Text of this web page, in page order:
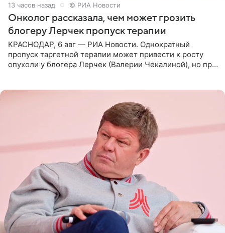
13 часов назад © РИА Новости
Онколог рассказала, чем может грозить
блогеру Лерчек пропуск терапии
КРАСНОДАР, 6 авг — РИА Новости. Однократный
пропуск таргетной терапии может привести к росту
опухоли у блогера Лерчек (Валерии Чекалиной), но при